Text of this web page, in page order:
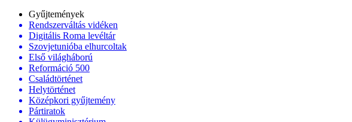
Gyűjtemények
Rendszerváltás vidéken
Digitális Roma levéltár
Szovjetunióba elhurcoltak
Első világháború
Reformáció 500
Családtörténet
Helytörténet
Középkori gyűjtemény
Pártiratok